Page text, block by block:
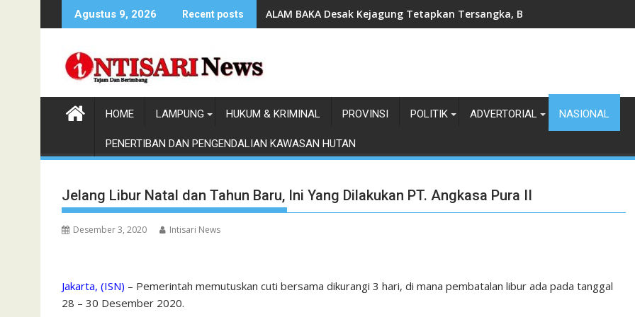
to
Agustus 9, 2026 Recent posts ALAM BAKA Desak Kejagung Tetapkan Tersangka, Bongkar Mafia Tanah
HOME LAMPUNG HUKUM & KRIMINAL PROVINSI POLITIK ADVERTORIAL NASIONAL
PENERTIBAN DAN PENGENDALIAN KAWASAN HUTAN
Jelang Libur Natal dan Tahun Baru, Ini Yang Dilakukan PT. Angkasa Pura II
Desember 3, 2020 Intisari News
Jakarta, (ISN) – Pemerintah memutuskan cuti bersama dikurangi 3 hari, di mana pembatalan libur ada pada tanggal
28 – 30 Desember 2020.